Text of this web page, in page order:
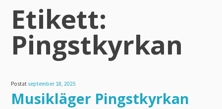
Etikett:
Pingstkyrkan
Postat september 18, 2025
Musikläger Pingstkyrkan